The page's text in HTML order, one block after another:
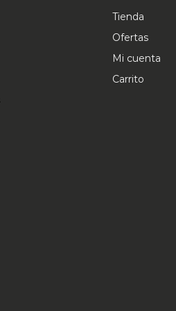
Tienda
Ofertas
Mi cuenta
Carrito